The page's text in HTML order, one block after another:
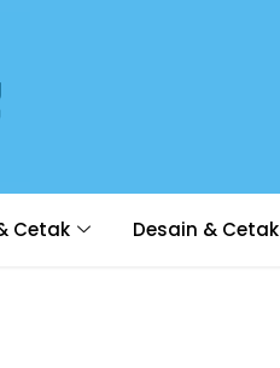
Cetak Desain & Cetak